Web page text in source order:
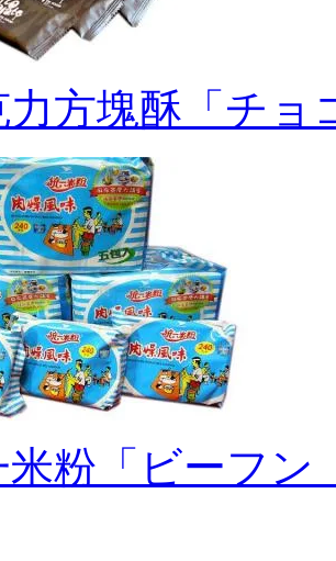
力方塊酥「チョ
米粉「ビーフン